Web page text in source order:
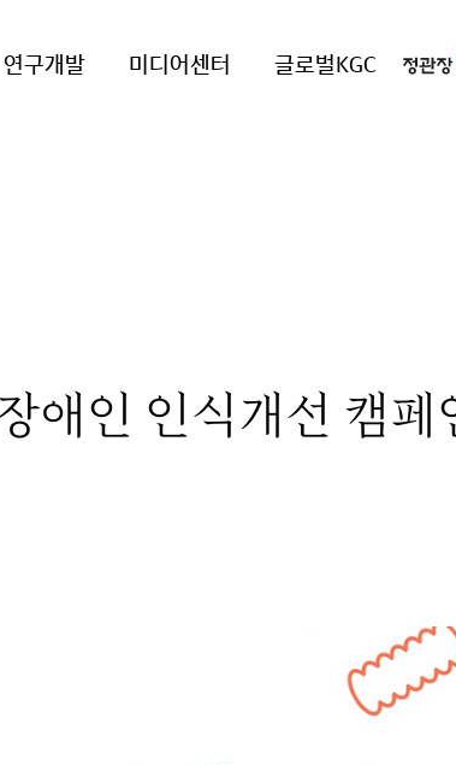
연구개발 미디어센터 글로벌KGC
애인 인식개선 캠페